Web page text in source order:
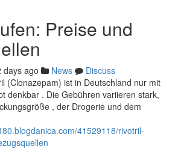
Preise und
days ago News
Discuss
(Clonazepam) ist in Deutschland nur mit
denkbar . Die Gebühren variieren stark,
, der Drogerie und dem
41529118/rivotril-